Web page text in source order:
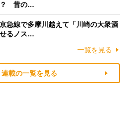
？ 昔の…
急線で多摩川越えて「川崎の大衆酒
るノス…
一覧を見る
載の一覧を見る